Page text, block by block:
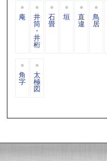
庵 井
筒
・
井
桁
石
畳
垣 直
違
鳥
居
角
字
太
極
図